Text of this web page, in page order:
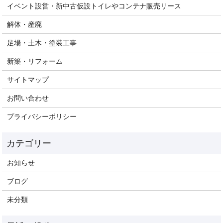
イベント設営・新中古仮設トイレやコンテナ販売リース
解体・産廃
足場・土木・塗装工事
新築・リフォーム
サイトマップ
お問い合わせ
プライバシーポリシー
お知らせ
ブログ
未分類